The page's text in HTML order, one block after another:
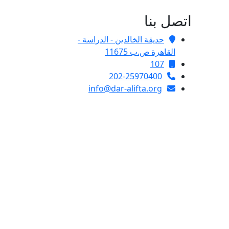
اتصل بنا
حديقة الخالدين - الدراسة -
القاهرة ص.ب 11675
107
202-25970400
info@dar-alifta.org